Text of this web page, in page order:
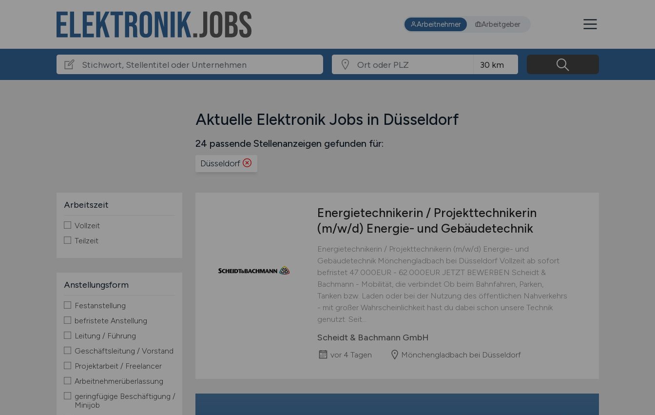
Arbeitnehmer Arbeitgeber
Aktuelle Elektronik Jobs in Düsseldorf
24 passende Stellenanzeigen gefunden für:
Düsseldorf
Arbeitszeit
Vollzeit
Teilzeit
Anstellungsform
Festanstellung
befristete Anstellung
Leitung / Führung
Geschäftsleitung / Vorstand
Projektarbeit / Freelancer
Arbeitnehmerüberlassung
geringfügige Beschäftigung /
Minijob
Energietechnikerin / Projekttechnikerin
(m/w/d) Energie- und Gebäudetechnik
Energietechnikerin / Projekttechnikerin (m/w/d) Energie- und
Gebäudetechnik Mönchengladbach bei Düsseldorf Vollzeit ab sofort
befristet 47.000EUR - 62.000EUR JETZT BEWERBEN Scheidt &
Bachmann - Mobilität, die verbindet Ob beim Bahnfahren, Parken,
Tanken bzw. Laden oder bei der Nutzung des öffentlichen Nahverkehrs
- mit großer Wahrscheinlichkeit hast du dabei schon unsere Technik
genutzt. Seit...
Scheidt & Bachmann GmbH
vor 4 Tagen Mönchengladbach bei Düsseldorf